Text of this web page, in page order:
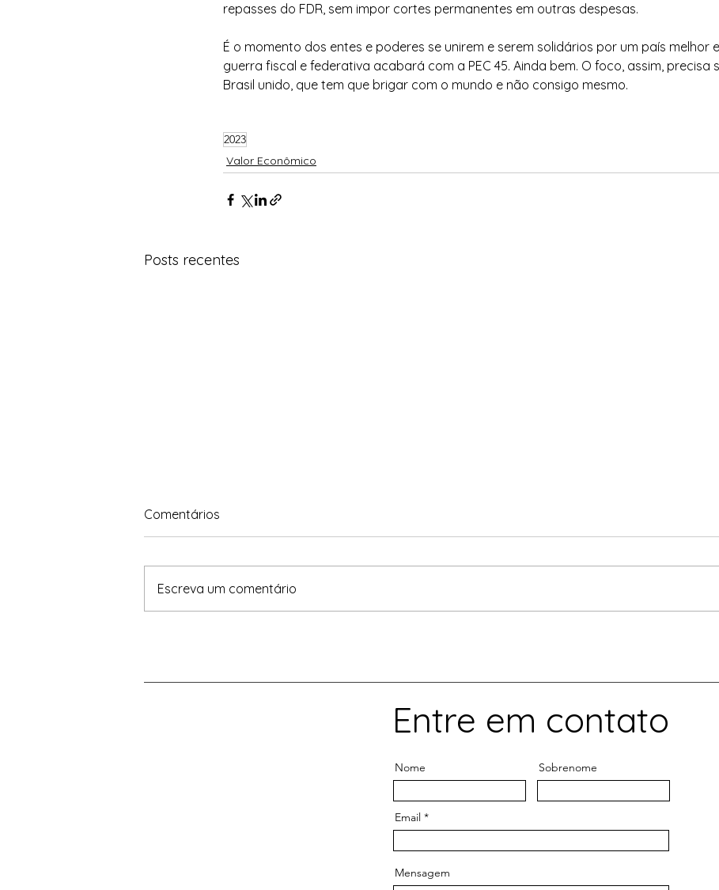
repasses do FDR, sem impor cortes permanentes em outras despesas.
É o momento dos entes e poderes se unirem e serem solidários por um país melhor
guerra fiscal e federativa acabará com a PEC 45. Ainda bem. O foco, assim, precisa
Brasil unido, que tem que brigar com o mundo e não consigo mesmo.
2023
Valor Econômico
Posts recentes
O CADE, a Petrobrás e a
nstituto-millenium/o-cade-a-
petrobras-e-a-revisao-da-
o-pl-2768.ghtml Brasil precisa de
ideal-
Comentários
Escreva um comentário
Entre em contato
Nome Sobrenome
Email
Mensagem